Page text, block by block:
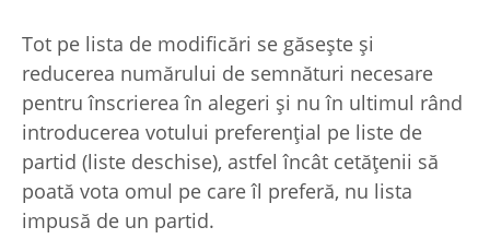
Tot pe lista de modificări se găsește și
reducerea numărului de semnături necesare
pentru înscrierea în alegeri și nu în ultimul rând
introducerea votului preferențial pe liste de
partid (liste deschise), astfel încât cetățenii să
poată vota omul pe care îl preferă, nu lista
impusă de un partid.